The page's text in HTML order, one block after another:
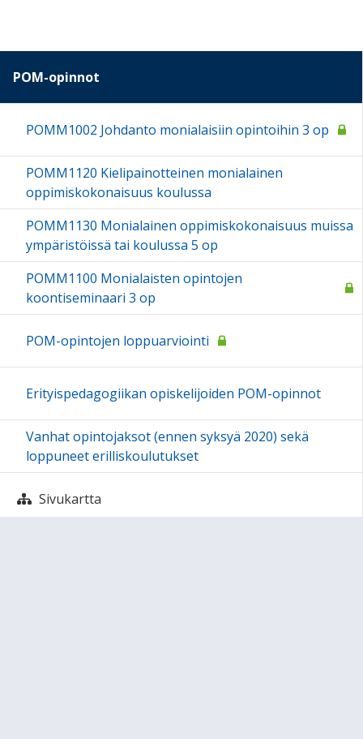
POM-opinnot
POMM1002 Johdanto monialaisiin opintoihin 3 op
POMM1120 Kielipainotteinen monialainen
oppimiskokonaisuus koulussa
POMM1130 Monialainen oppimiskokonaisuus muissa
ympäristöissä tai koulussa 5 op
POMM1100 Monialaisten opintojen
koontiseminaari 3 op
POM-opintojen loppuarviointi
Erityispedagogiikan opiskelijoiden POM-opinnot
Vanhat opintojaksot (ennen syksyä 2020) sekä
loppuneet erilliskoulutukset
Sivukartta